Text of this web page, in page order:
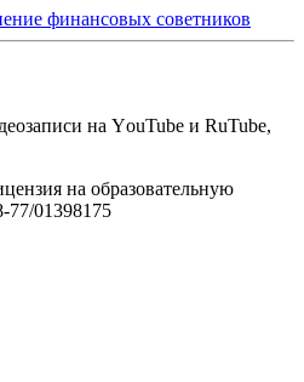
на YоuTube и RuTube,
на образовательную
77/01398175